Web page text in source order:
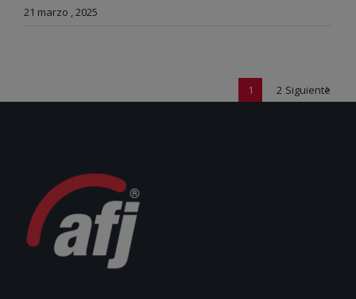
21 marzo , 2025
1 2 Siguiente